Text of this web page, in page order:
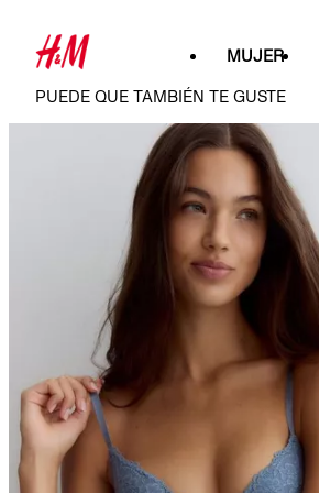
MUJER
PUEDE QUE TAMBIÉN TE GUSTE